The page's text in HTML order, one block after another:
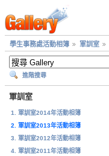
學生事務處活動相簿 軍訓室
進階搜尋
軍訓室
1. 軍訓室2014年活動相簿
2. 軍訓室2013年活動相簿
3. 軍訓室2012年活動相簿
4. 軍訓室2011年活動相簿